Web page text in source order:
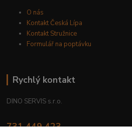
O nás
Kontakt Česká Lípa
Kontakt Stružnice
Formulář na poptávku
Rychlý kontakt
DINO SERVIS s.r.o.
731 449 423